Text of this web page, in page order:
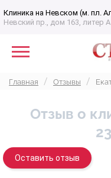
Клиника на Невском (м. пл.
Невский пр., дом 163, литер А
Главная Отзывы
Отзыв о
Оставить отзыв